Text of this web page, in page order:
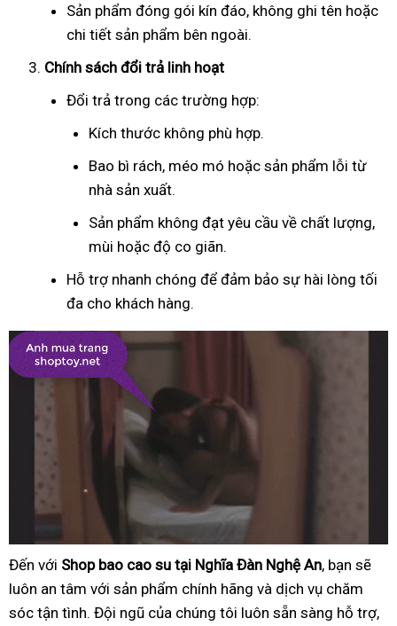
Sản phẩm đóng gói kín đáo, không ghi tên hoặc
chi tiết sản phẩm bên ngoài.
Chính sách đổi trả linh hoạt
Đổi trả trong các trường hợp:
Kích thước không phù hợp.
Bao bì rách, méo mó hoặc sản phẩm lỗi từ
nhà sản xuất.
Sản phẩm không đạt yêu cầu về chất lượng,
mùi hoặc độ co giãn.
Hỗ trợ nhanh chóng để đảm bảo sự hài lòng tối
đa cho khách hàng.
Đến với Shop bao cao su tại Nghĩa Đàn Nghệ An, bạn sẽ
luôn an tâm với sản phẩm chính hãng và dịch vụ chăm
sóc tận tình. Đội ngũ của chúng tôi luôn sẵn sàng hỗ trợ,